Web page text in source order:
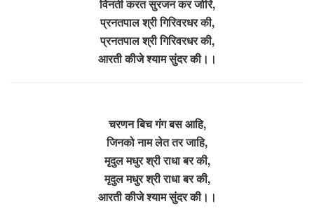
विनती करत सुरजन कर जोरि,
प्रनतपाल श्री गिरिवरधर की,
प्रनतपाल श्री गिरिवरधर की,
आरती कीजे श्याम सुंदर की।।
चरणन बिच गंग बस आहि,
जिनको नाम लेत तर जाहि,
मृदुल मधुर श्री राधा बर की,
मृदुल मधुर श्री राधा बर की,
आरती कीजे श्याम सुंदर की।।